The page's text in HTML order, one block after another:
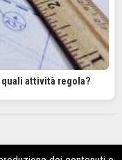
attività regola?